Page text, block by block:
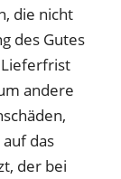
die nicht
des Gutes
andere
das
der bei